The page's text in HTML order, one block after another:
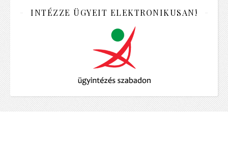
INTÉZZE ÜGYEIT ELEKTRONIKUSAN!